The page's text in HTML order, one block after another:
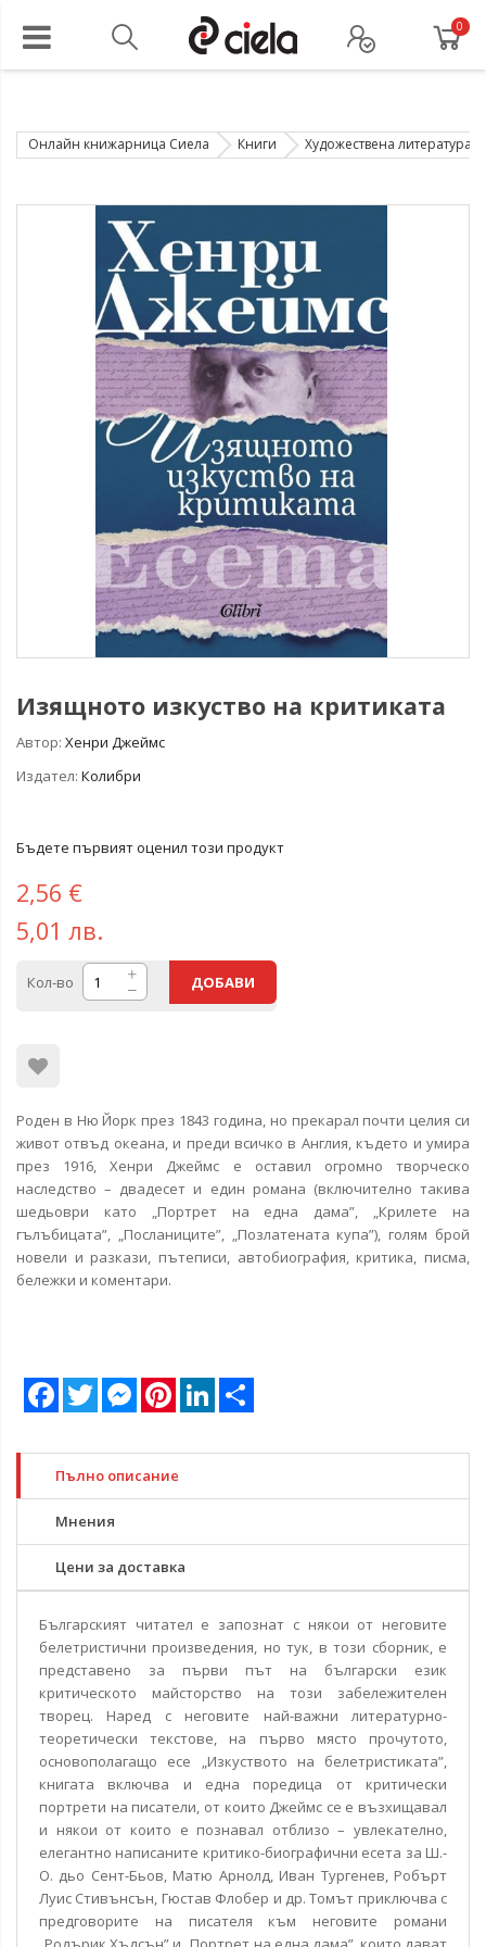
0
Онлайн книжарница Сиела Книги Художествена литература
Изящното изкуство на критиката
Автор: Хенри Джеймс
Издател: Колибри
Бъдете първият оценил този продукт
2,56 €
5,01 лв.
Кол-во ДОБАВИ
Роден в Ню Йорк през 1843 година, но прекарал почти целия си
живот отвъд океана, и преди всичко в Англия, където и умира
през 1916, Хенри Джеймс е оставил огромно творческо
наследство – двадесет и един романа (включително такива
шедьоври като „Портрет на една дама”, „Крилете на
гълъбицата”, „Посланиците”, „Позлатената купа”), голям брой
новели и разкази, пътеписи, автобиография, критика, писма,
бележки и коментари.
Facebook
Twitter MessengerPinterestLinkedIn
Пълно описание
Мнения
Цени за доставка
Българският читател е запознат с някои от неговите
белетристични произведения, но тук, в този сборник, е
представено за първи път на български език
критическото майсторство на този забележителен
творец. Наред с неговите най-важни литературно-
теоретически текстове, на първо място прочутото,
основополагащо есе „Изкуството на белетристиката”,
книгата включва и една поредица от критически
портрети на писатели, от които Джеймс се е възхищавал
и някои от които е познавал отблизо – увлекателно,
елегантно написаните критико-биографични есета за Ш.-
О. дьо Сент-Бьов, Матю Арнолд, Иван Тургенев, Робърт
Луис Стивънсън, Гюстав Флобер и др. Томът приключва с
предговорите на писателя към неговите романи